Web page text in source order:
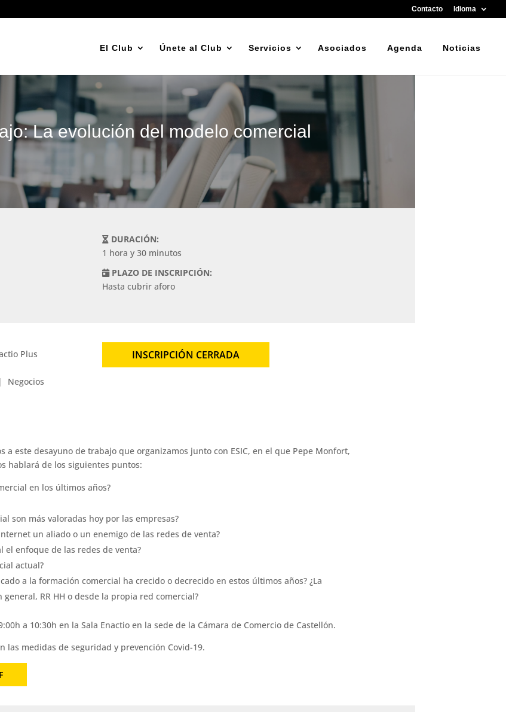
Contacto Idioma
El Club Únete al Club Servicios Asociados Agenda Noticias
La evolución del modelo comercial
DURACIÓN:
1 hora y 30 minutos
PLAZO DE INSCRIPCIÓN:
Hasta cubrir aforo
Plus
Negocios
INSCRIPCIÓN CERRADA
a este desayuno de trabajo que organizamos junto con ESIC, en el que Pepe Monfort,
hablará de los siguientes puntos:
en los últimos años?
son más valoradas hoy por las empresas?
un aliado o un enemigo de las redes de venta?
el enfoque de las redes de venta?
actual?
a la formación comercial ha crecido o decrecido en estos últimos años? ¿La
RR HH o desde la propia red comercial?
a 10:30h en la Sala Enactio en la sede de la Cámara de Comercio de Castellón.
las medidas de seguridad y prevención Covid-19.